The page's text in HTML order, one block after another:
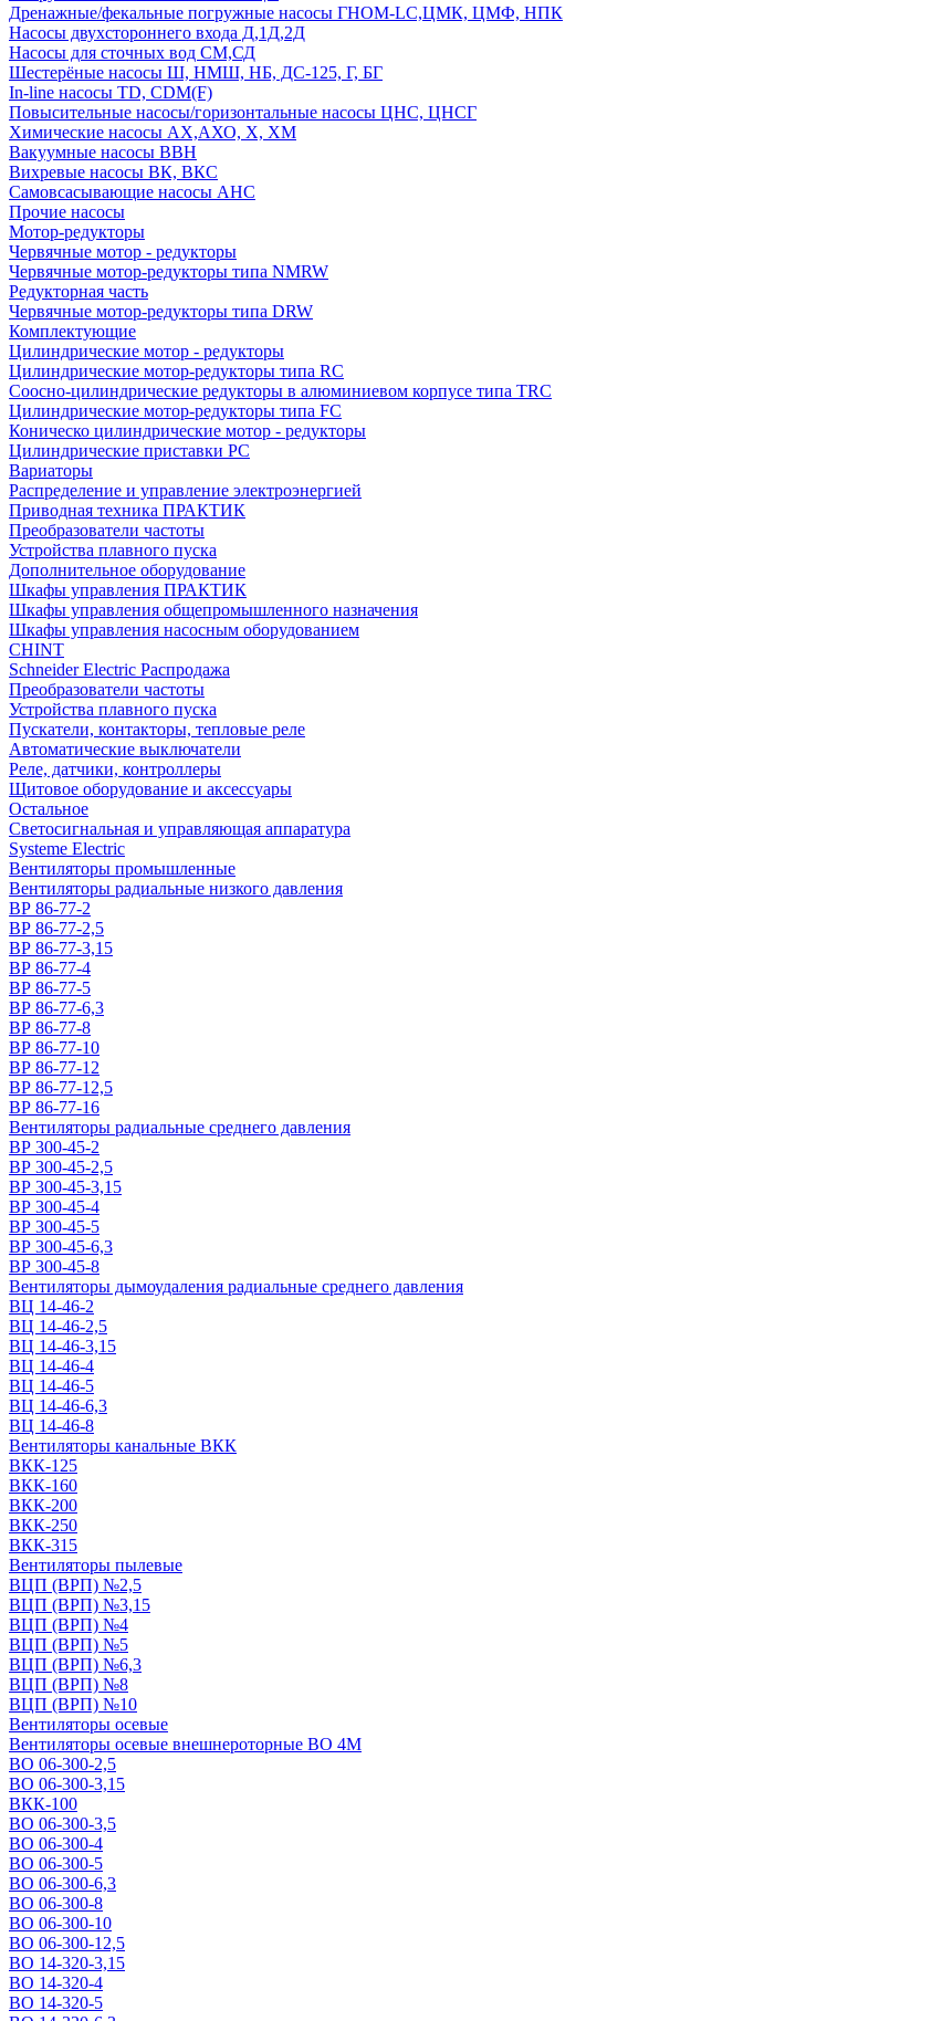
Дренажные/фекальные погружные насосы ГНОМ-LC,ЦМК, ЦМФ, НПК
Насосы двухстороннего входа Д,1Д,2Д
Насосы для сточных вод СМ,СД
Шестерёные насосы Ш, НМШ, НБ, ДС-125, Г, БГ
In-line насосы TD, CDM(F)
Повысительные насосы/горизонтальные насосы ЦНС, ЦНСГ
Химические насосы АХ,АХО, Х, ХМ
Вакуумные насосы ВВН
Вихревые насосы ВК, ВКС
Самовсасывающие насосы АНС
Прочие насосы
Мотор-редукторы
Червячные мотор - редукторы
Червячные мотор-редукторы типа NMRW
Редукторная часть
Червячные мотор-редукторы типа DRW
Комплектующие
Цилиндрические мотор - редукторы
Цилиндрические мотор-редукторы типа RC
Соосно-цилиндрические редукторы в алюминиевом корпусе типа TRC
Цилиндрические мотор-редукторы типа FC
Коническо цилиндрические мотор - редукторы
Цилиндрические приставки PC
Вариаторы
Распределение и управление электроэнергией
Приводная техника ПРАКТИК
Преобразователи частоты
Устройства плавного пуска
Дополнительное оборудование
Шкафы управления ПРАКТИК
Шкафы управления общепромышленного назначения
Шкафы управления насосным оборудованием
CHINT
Schneider Electric Распродажа
Преобразователи частоты
Устройства плавного пуска
Пускатели, контакторы, тепловые реле
Автоматические выключатели
Реле, датчики, контроллеры
Щитовое оборудование и аксессуары
Остальное
Светосигнальная и управляющая аппаратура
Systeme Electric
Вентиляторы промышленные
Вентиляторы радиальные низкого давления
ВР 86-77-2
ВР 86-77-2,5
ВР 86-77-3,15
ВР 86-77-4
ВР 86-77-5
ВР 86-77-6,3
ВР 86-77-8
ВР 86-77-10
ВР 86-77-12
ВР 86-77-12,5
ВР 86-77-16
Вентиляторы радиальные среднего давления
ВР 300-45-2
ВР 300-45-2,5
ВР 300-45-3,15
ВР 300-45-4
ВР 300-45-5
ВР 300-45-6,3
ВР 300-45-8
Вентиляторы дымоудаления радиальные среднего давления
ВЦ 14-46-2
ВЦ 14-46-2,5
ВЦ 14-46-3,15
ВЦ 14-46-4
ВЦ 14-46-5
ВЦ 14-46-6,3
ВЦ 14-46-8
Вентиляторы канальные ВКК
ВКК-125
ВКК-160
ВКК-200
ВКК-250
ВКК-315
Вентиляторы пылевые
ВЦП (ВРП) №2,5
ВЦП (ВРП) №3,15
ВЦП (ВРП) №4
ВЦП (ВРП) №5
ВЦП (ВРП) №6,3
ВЦП (ВРП) №8
ВЦП (ВРП) №10
Вентиляторы осевые
Вентиляторы осевые внешнероторные ВО 4М
ВО 06-300-2,5
ВО 06-300-3,15
ВКК-100
ВО 06-300-3,5
ВО 06-300-4
ВО 06-300-5
ВО 06-300-6,3
ВО 06-300-8
ВО 06-300-10
ВО 06-300-12,5
ВО 14-320-3,15
ВО 14-320-4
ВО 14-320-5